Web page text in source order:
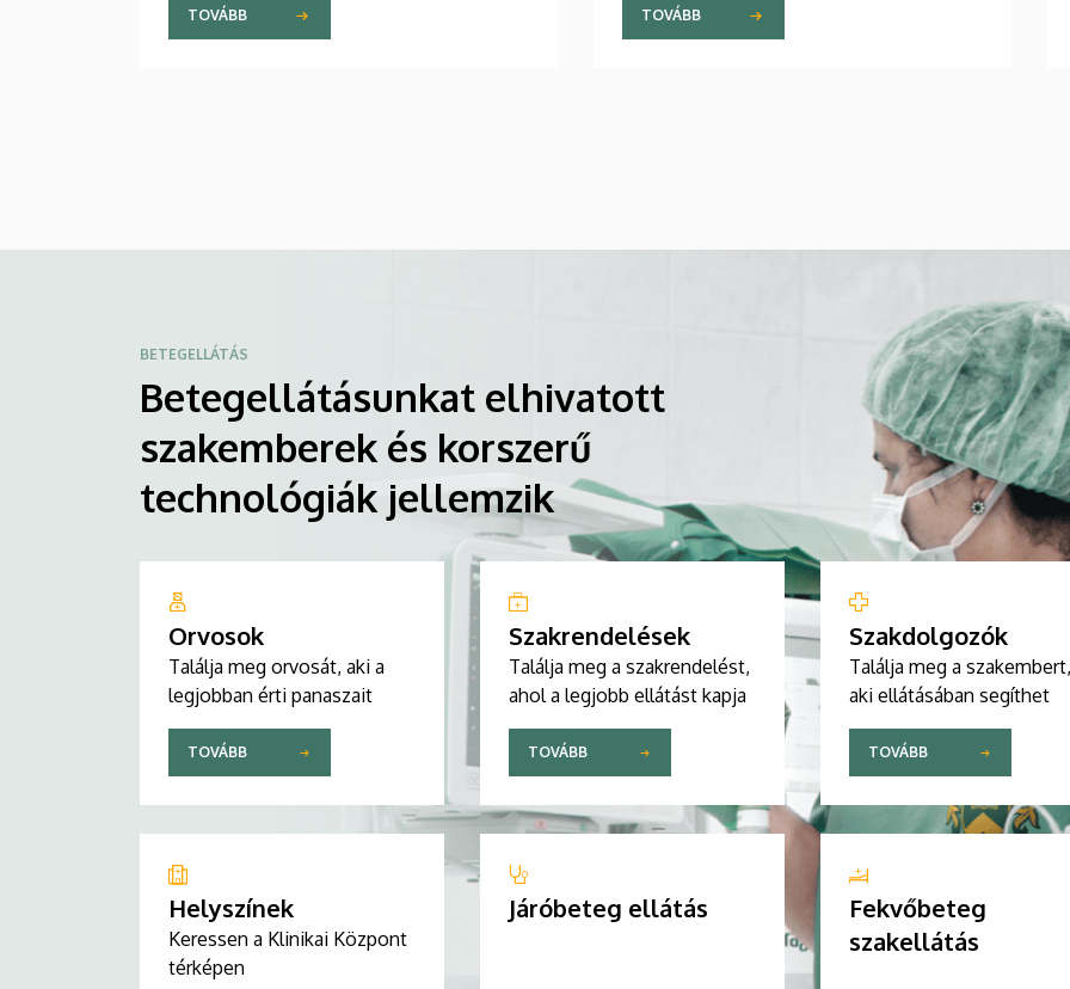
valamint Szőllősi Anna ápolási és
szakdolgozói igazgató adta át pénteken
TOVÁBB
területet várhatóan augusztusban nyitják
meg a járművek előtt.
TOVÁBB
BETEGELLÁTÁS
Betegellátásunkat elhivatott
szakemberek és korszerű
technológiák jellemzik
Orvosok
Találja meg orvosát, aki a
legjobban érti panaszait
TOVÁBB
Szakrendelések
Találja meg a szakrendelést,
ahol a legjobb ellátást kapja
TOVÁBB
Szakdolgozók
Találja meg a szakembert,
aki ellátásában segíthet
TOVÁBB
Helyszínek
Keressen a Klinikai Központ
térképen
Járóbeteg ellátás
Fekvőbeteg
szakellátás